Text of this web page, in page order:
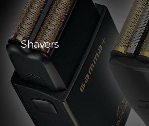
Shavers